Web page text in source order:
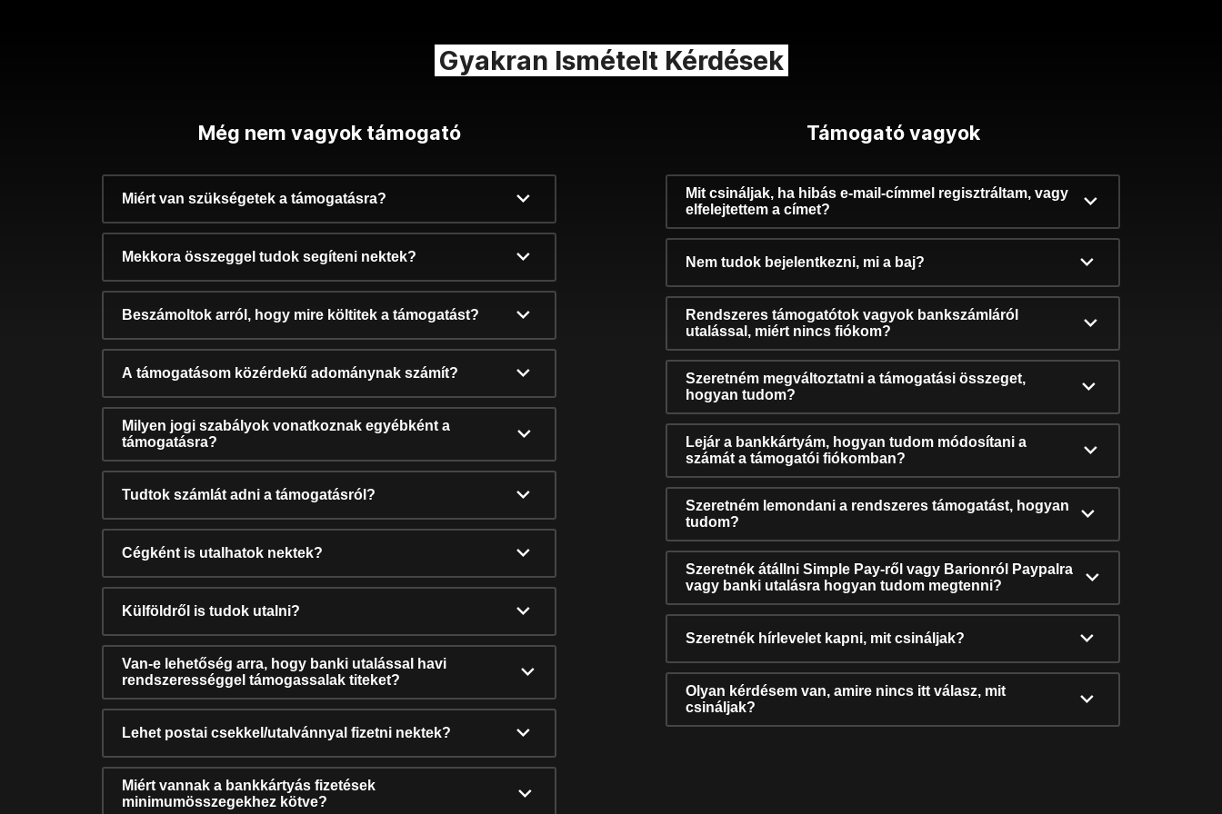
Gyakran Ismételt Kérdések
Még nem vagyok támogató
Miért van szükségetek a támogatásra?
Mekkora összeggel tudok segíteni nektek?
Beszámoltok arról, hogy mire költitek a támogatást?
A támogatásom közérdekű adománynak számít?
Milyen jogi szabályok vonatkoznak egyébként a
támogatásra?
Tudtok számlát adni a támogatásról?
Cégként is utalhatok nektek?
Külföldről is tudok utalni?
Van-e lehetőség arra, hogy banki utalással havi
rendszerességgel támogassalak titeket?
Lehet postai csekkel/utalvánnyal fizetni nektek?
Miért vannak a bankkártyás fizetések
minimumösszegekhez kötve?
Támogató vagyok
Mit csináljak, ha hibás e-mail-címmel regisztráltam, vagy
elfelejtettem a címet?
Nem tudok bejelentkezni, mi a baj?
Rendszeres támogatótok vagyok bankszámláról
utalással, miért nincs fiókom?
Szeretném megváltoztatni a támogatási összeget,
hogyan tudom?
Lejár a bankkártyám, hogyan tudom módosítani a
számát a támogatói fiókomban?
Szeretném lemondani a rendszeres támogatást, hogyan
tudom?
Szeretnék átállni Simple Pay-ről vagy Barionról Paypalra
vagy banki utalásra hogyan tudom megtenni?
Szeretnék hírlevelet kapni, mit csináljak?
Olyan kérdésem van, amire nincs itt válasz, mit
csináljak?